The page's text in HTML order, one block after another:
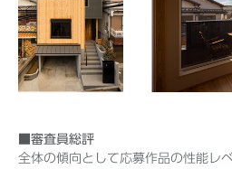
■審査員総評
全体の傾向として応募作品の性能レ